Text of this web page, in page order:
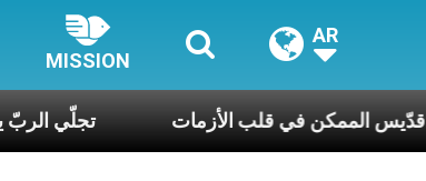
MISSION
AR
الحويك: قدّيس الممكن في قلب الأزمات